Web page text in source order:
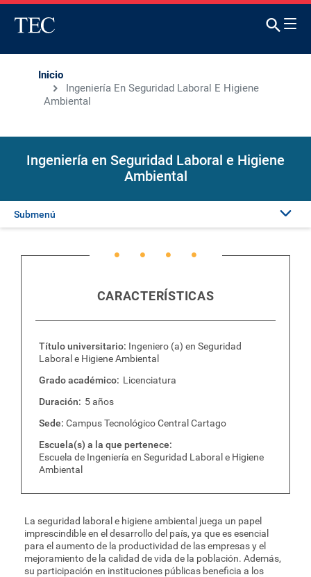
Inicio
Ingeniería En Seguridad Laboral E Higiene
Ambiental
Ingeniería en Seguridad Laboral e Higiene
Ambiental
Submenú
CARACTERÍSTICAS
Título universitario Ingeniero (a) en Seguridad
Laboral e Higiene Ambiental
Grado académico
Licenciatura
Duración
5 años
Sede Campus Tecnológico Central Cartago
Escuela(s) a la que pertenece
Escuela de Ingeniería en Seguridad Laboral e Higiene
Ambiental
La seguridad laboral e higiene ambiental juega un papel
imprescindible en el desarrollo del país, ya que es esencial
para el aumento de la productividad de las empresas y el
mejoramiento de la calidad de vida de la población. Además,
su participación en instituciones públicas beneficia a los